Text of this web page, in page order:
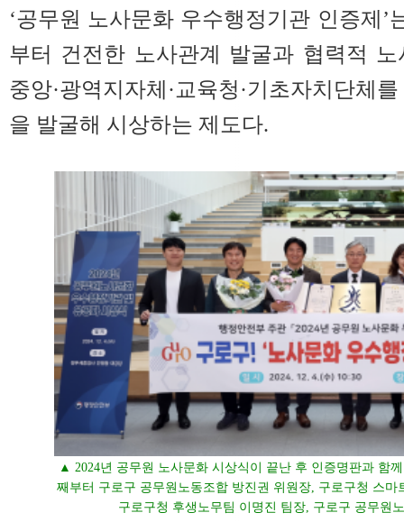
‘공무원 노사문화 우수행정기관 인증제’
부터 건전한 노사관계 발굴과 협력적
중앙·광역지자체·교육청·기초자치단체
을 발굴해 시상하는 제도다.
▲ 2024년 공무원 노사문화 시상식이 끝난 후 인증명판과 함
째부터 구로구 공무원노동조합 방진권 위원장, 구로구청 스
구로구청 후생노무팀 이명진 팀장, 구로구 공무원